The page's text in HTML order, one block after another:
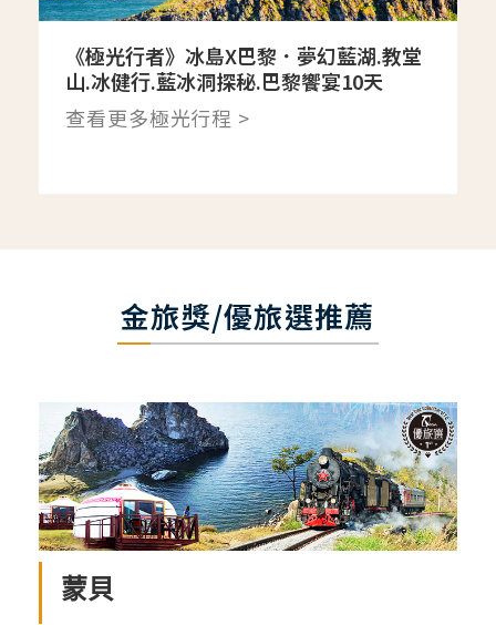
《極光行者》冰島X巴黎．夢幻藍湖.教堂
山.冰健行.藍冰洞探秘.巴黎饗宴10天
查看更多極光行程 >
金旅獎/優旅選推薦
蒙貝